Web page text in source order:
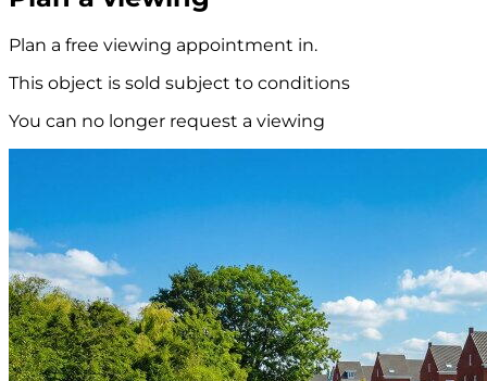
Plan a free viewing appointment in.
This object is sold subject to conditions
You can no longer request a viewing